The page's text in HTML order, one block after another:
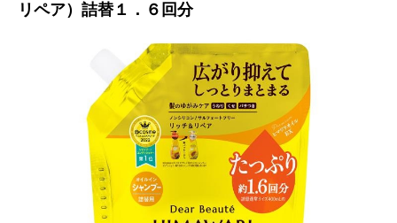
リペア）詰替１．６回分